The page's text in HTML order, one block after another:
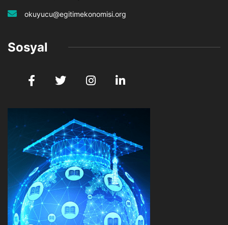
okuyucu@egitimekonomisi.org
Sosyal